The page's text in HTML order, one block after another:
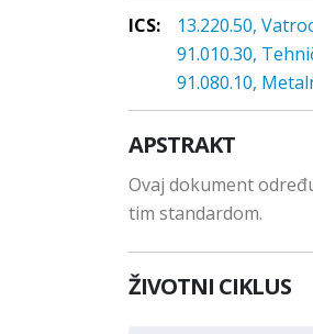
ICS:
13.220.50,
91.010.30,
91.080.10,
APSTRAKT
Ovaj dokument
tim standardom.
ŽIVOTNI CIKLUS